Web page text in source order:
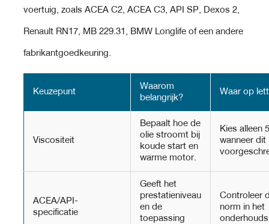
voertuig, zoals ACEA C2, ACEA C3, API SP, Dexos 2,
Renault RN17, MB 229.31, BMW Longlife of een andere
fabrikantgoedkeuring.
Keuzepunt
Waarom
belangrijk?
Waar op
Viscositeit
Bepaalt hoe de
olie stroomt bij
koude start en
warme motor.
Kies alleen
wanneer dit
ACEA/API-
specificatie
Geeft het
prestatieniveau
en de
toepassing
Controleer
norm in het